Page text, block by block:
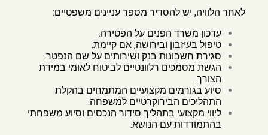
לאחר הלוויה, יש להסדיר מספר עניינים משפטיים:
עדכון משרד הפנים על הפטירה.
טיפול בעיזבון ובירושה, אם קיימת.
סגירת חשבונות בנק ושירותים על שם הנפטר.
הגשת מסמכים רלוונטיים לביטוח לאומי במידת
הצורך.
סיוע בגורמים מקצועיים המתמחים בהקלת
התהליכים הבירוקרטיים למשפחה.
ליווי מקצועי בתהליך סידור הנכסים וסיוע משפחתי
בהתמודדות עם הנושא.